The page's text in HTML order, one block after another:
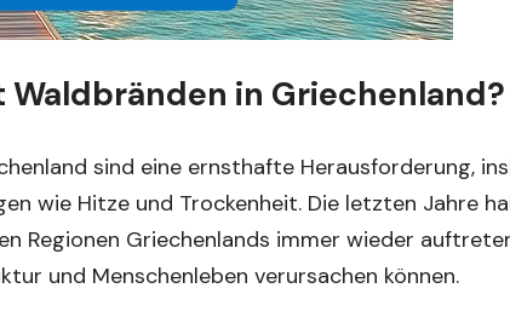
in Griechenland?
sind eine ernsthafte Herausforderung,
wie Hitze und Trockenheit. Die letzten Jahre
Regionen Griechenlands immer wieder
und Menschenleben verursachen können.